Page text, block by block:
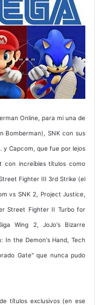
Online, para mi una de
Bomberman), SNK con sus
y Capcom, que fue por lejos
con increíbles títulos como
Street Fighter III 3rd Strike (el
vs SNK 2, Project Justice,
Street Fighter II Turbo for
Wing 2, JoJo's Bizarre
In the Demon's Hand, Tech
Gate" que nunca pudo
títulos exclusivos (en ese